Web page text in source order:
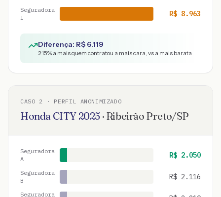
Seguradora
I
R$8.963
Diferença: R$ 6.119
215% a mais quem contratou a mais cara, vs a mais barata
CASO 2 · PERFIL ANONIMIZADO
Honda CITY 2025 · Ribeirão Preto/SP
Seguradora
A
R$ 2.050
Seguradora
B
R$ 2.116
Seguradora